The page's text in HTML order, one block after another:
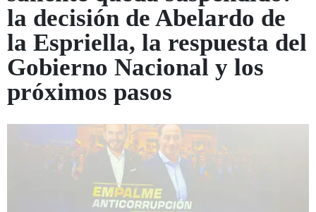
la decisión de Abelardo de
la Espriella, la respuesta del
Gobierno Nacional y los
próximos pasos